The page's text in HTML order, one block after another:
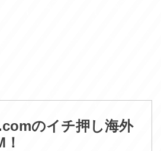
のイチ押し海外